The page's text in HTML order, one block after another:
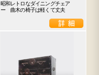
昭和レトロなダイニングチェア
ー　曲木の椅子は軽くて丈夫